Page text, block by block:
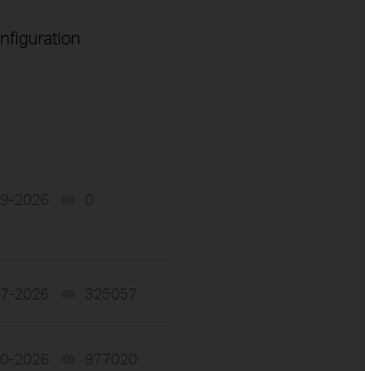
2026 0
2026 325057
2026 977020